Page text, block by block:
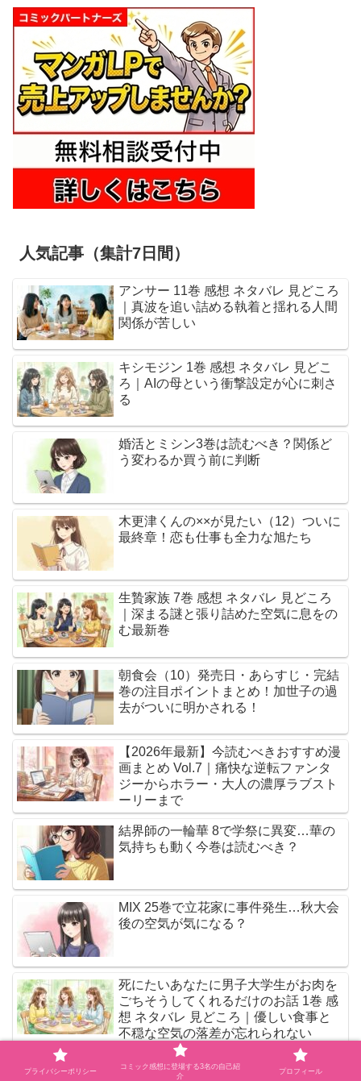
人気記事（集計7日間）
アンサー 11巻 感想 ネタバレ 見どころ
｜真波を追い詰める執着と揺れる人間
関係が苦しい
キシモジン 1巻 感想 ネタバレ 見どこ
ろ｜AIの母という衝撃設定が心に刺さ
る
婚活とミシン3巻は読むべき？関係ど
う変わるか買う前に判断
木更津くんの××が見たい（12）ついに
最終章！恋も仕事も全力な旭たち
生贄家族 7巻 感想 ネタバレ 見どころ
｜深まる謎と張り詰めた空気に息をの
む最新巻
朝食会（10）発売日・あらすじ・完結
巻の注目ポイントまとめ！加世子の過
去がついに明かされる！
【2026年最新】今読むべきおすすめ漫
画まとめ Vol.7｜痛快な逆転ファンタ
ジーからホラー・大人の濃厚ラブスト
ーリーまで
結界師の一輪華 8で学祭に異変…華の
気持ちも動く今巻は読むべき？
MIX 25巻で立花家に事件発生…秋大会
後の空気が気になる？
死にたいあなたに男子大学生がお肉を
ごちそうしてくれるだけのお話 1巻 感
想 ネタバレ 見どころ｜優しい食事と
不穏な空気の落差が忘れられない
ザ・ファブル The third secret（3）発
プライバシーポリシー
コミック感想に登場する3名の自己紹
介
プロフィール